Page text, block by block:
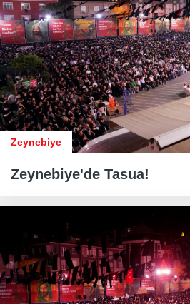
Zeynebiye
Zeynebiye'de Tasua!